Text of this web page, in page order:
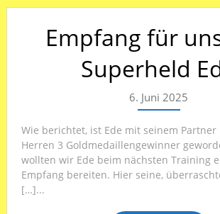
Empfang für
Superheld
6. Juni 2025
Wie berichtet, ist Ede mit seinem
Herren 3 Goldmedaillengewinner
wollten wir Ede beim nächsten Training
Empfang bereiten. Hier seine,
[…]...